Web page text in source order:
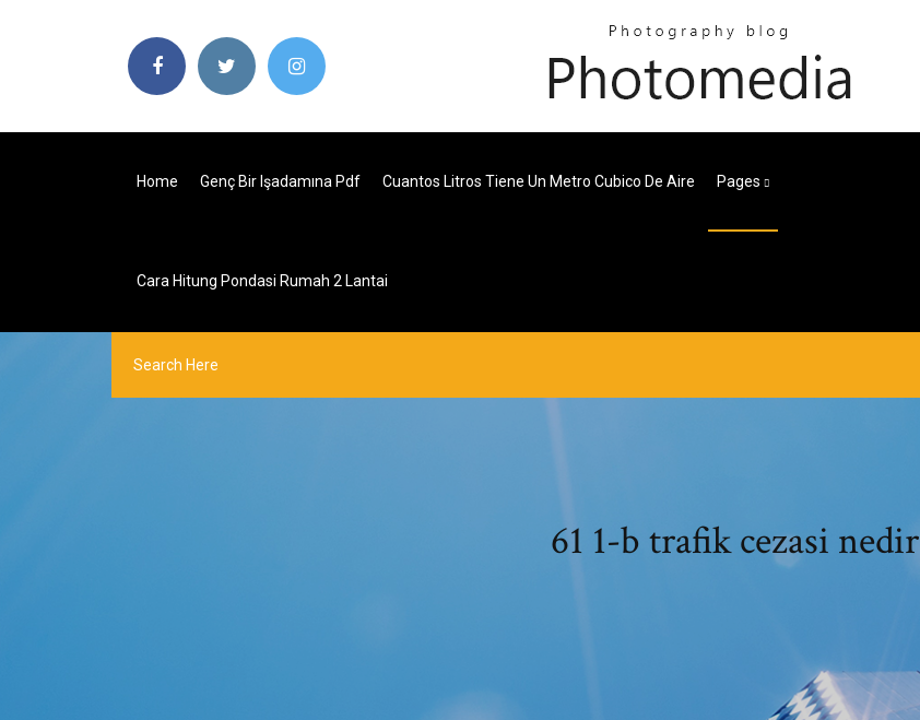
Home Genç Bir Işadamına Pdf Cuantos Litros Tiene Un Metro Cubico De Aire Pages
Cara Hitung Pondasi Rumah 2 Lantai
61 1-b trafik cezasi nedir